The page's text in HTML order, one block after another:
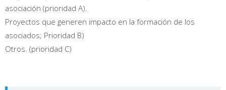
asociación (prioridad A).
Proyectos que generen impacto en la formación de los
asociados; Prioridad B)
Otros. (prioridad C)